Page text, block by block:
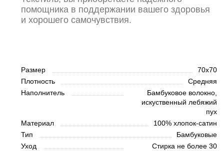
помощника в поддержании вашего здоровья
и хорошего самочувствия.
Размер
70х70
Плотность
Средняя
Наполнитель
Бамбуковое волокно,
искуственный лебяжий
пух
Материал
100% хлопок-сатин
Тип
Бамбуковые
Уход
Стирка не более 30